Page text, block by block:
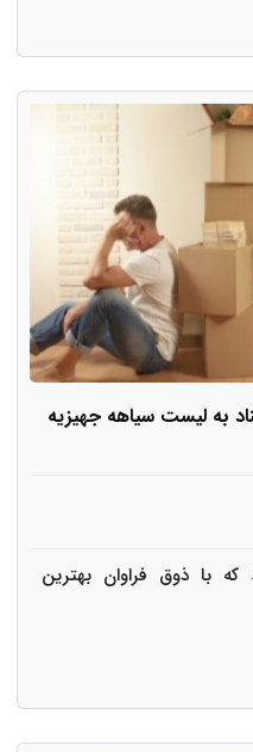
به لیست سیاهه جهیزیه
با ذوق فراوان بهترین